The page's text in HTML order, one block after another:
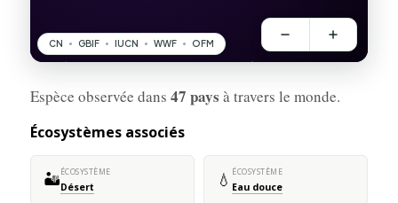
Espèce observée dans 47 pays à travers le monde.
Écosystèmes associés
🏜️ÉCOSYSTÈME
Désert 💧 ÉCOSYSTÈME
Eau douce